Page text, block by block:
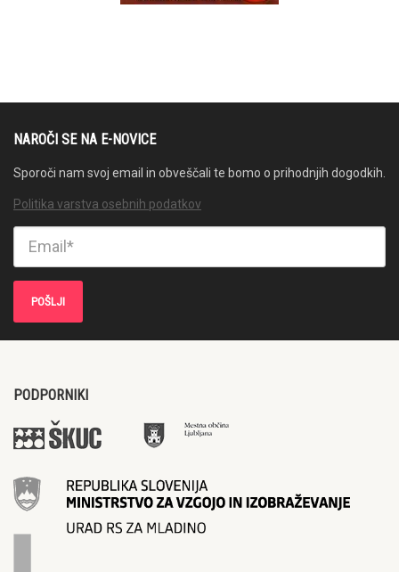
NAROČI SE NA E-NOVICE
Sporoči nam svoj email in obveščali te bomo o prihodnjih dogodkih.
Politika varstva osebnih podatkov
PODPORNIKI